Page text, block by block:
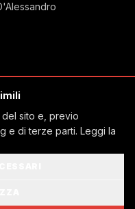
PolicyCookie Policy
sito e, previo
e di terze parti. Leggi la